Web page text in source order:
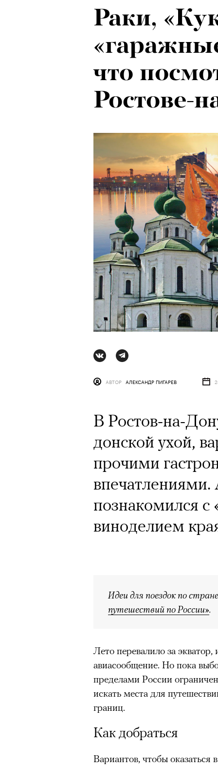
Раки,
что
Ростове-
АВТОР АЛЕКСАНДР ПИГАРЕВ
В Ростов-на-
донской ухой,
прочими
впечатлениями.
познакомился
виноделием
Идеи для поездок по
путешествий по России».
Лето перевалило за
авиасообщение. Но пока
пределами России ограничен
искать места для
границ.
Как добраться
Вариантов, чтобы
почему
в горы
Почему для
горы
готовы снова
Психологи и
высота меняет
Подписывайтесь на
Главное
Горы привлекают людей
концентрации, в котором
Экстремальные
из самых ярких опытов в